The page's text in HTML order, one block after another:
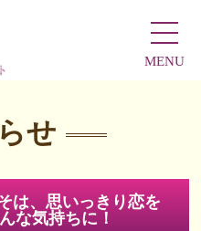
MENU
せ
は、思いっきり恋を
な気持ちに！